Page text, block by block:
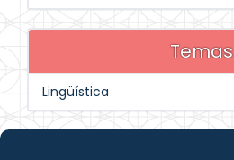
Temas
Lingüística